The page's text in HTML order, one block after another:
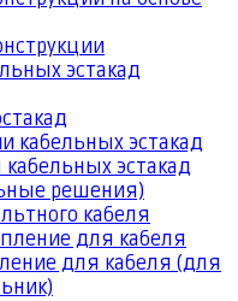
эстакад
кабельных эстакад
эстакад
решения)
кабеля
для кабеля
для кабеля (для